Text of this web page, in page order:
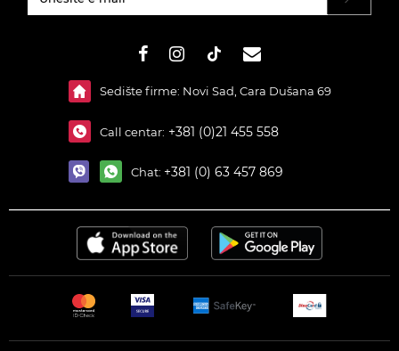
Sedište firme: Novi Sad, Cara Dušana 69
Call centar: +381 (0)21 455 558
Chat: +381 (0) 63 457 869